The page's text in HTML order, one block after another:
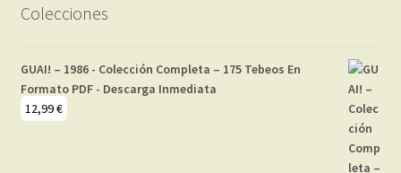
Colecciones
GUAI! – 1986 - Colección Completa – 175 Tebeos En
Formato PDF - Descarga Inmediata
12,99€